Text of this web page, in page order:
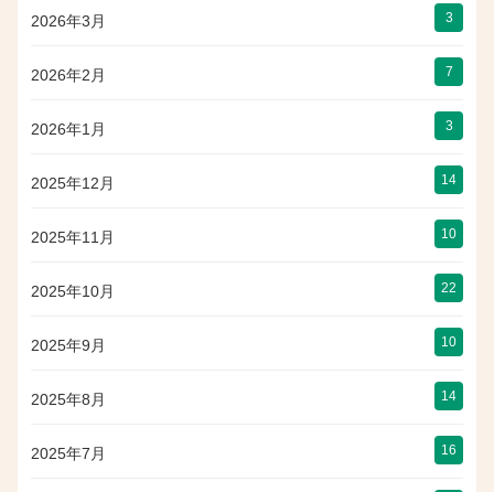
2026年3月 3
2026年2月 7
2026年1月 3
2025年12月 14
2025年11月 10
2025年10月 22
2025年9月 10
2025年8月 14
2025年7月 16